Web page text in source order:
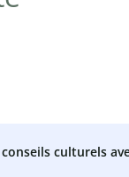
conseils culturels